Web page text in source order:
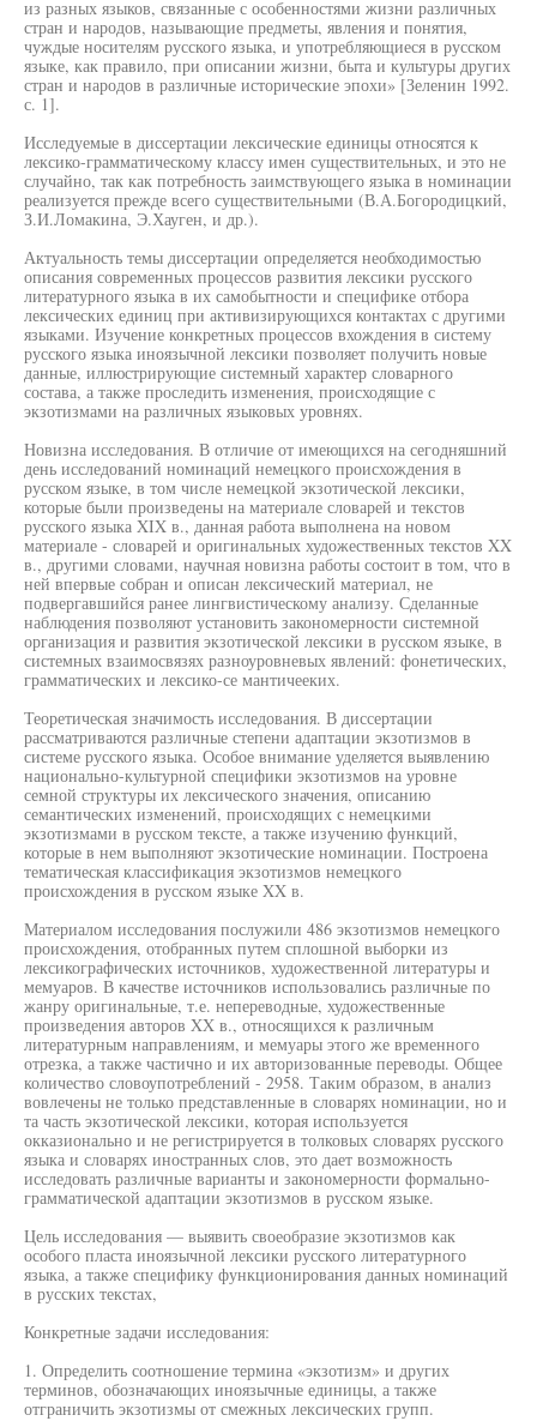
из разных языков, связанные с особенностями жизни различных
стран и народов, называющие предметы, явления и понятия,
чуждые носителям русского языка, и употребляющиеся в русском
языке, как правило, при описании жизни, быта и культуры других
стран и народов в различные исторические эпохи» [Зеленин 1992.
с. 1].
Исследуемые в диссертации лексические единицы относятся к
лексико-грамматическому классу имен существительных, и это не
случайно, так как потребность заимствующего языка в номинации
реализуется прежде всего существительными (В.А.Богородицкий,
З.И.Ломакина, Э.Хауген, и др.).
Актуальность темы диссертации определяется необходимостью
описания современных процессов развития лексики русского
литературного языка в их самобытности и специфике отбора
лексических единиц при активизирующихся контактах с другими
языками. Изучение конкретных процессов вхождения в систему
русского языка иноязычной лексики позволяет получить новые
данные, иллюстрирующие системный характер словарного
состава, а также проследить изменения, происходящие с
экзотизмами на различных языковых уровнях.
Новизна исследования. В отличие от имеющихся на сегодняшний
день исследований номинаций немецкого происхождения в
русском языке, в том числе немецкой экзотической лексики,
которые были произведены на материале словарей и текстов
русского языка XIX в., данная работа выполнена на новом
материале - словарей и оригинальных художественных текстов XX
в., другими словами, научная новизна работы состоит в том, что в
ней впервые собран и описан лексический материал, не
подвергавшийся ранее лингвистическому анализу. Сделанные
наблюдения позволяют установить закономерности системной
организация и развития экзотической лексики в русском языке, в
системных взаимосвязях разноуровневых явлений: фонетических,
грамматических и лексико-се мантичееких.
Теоретическая значимость исследования. В диссертации
рассматриваются различные степени адаптации экзотизмов в
системе русского языка. Особое внимание уделяется выявлению
национально-культурной специфики экзотизмов на уровне
семной структуры их лексического значения, описанию
семантических изменений, происходящих с немецкими
экзотизмами в русском тексте, а также изучению функций,
которые в нем выполняют экзотические номинации. Построена
тематическая классификация экзотизмов немецкого
происхождения в русском языке XX в.
Материалом исследования послужили 486 экзотизмов немецкого
происхождения, отобранных путем сплошной выборки из
лексикографических источников, художественной литературы и
мемуаров. В качестве источников использовались различные по
жанру оригинальные, т.е. непереводные, художественные
произведения авторов XX в., относящихся к различным
литературным направлениям, и мемуары этого же временного
отрезка, а также частично и их авторизованные переводы. Общее
количество словоупотреблений - 2958. Таким образом, в анализ
вовлечены не только представленные в словарях номинации, но и
та часть экзотической лексики, которая используется
окказионально и не регистрируется в толковых словарях русского
языка и словарях иностранных слов, это дает возможность
исследовать различные варианты и закономерности формально-
грамматической адаптации экзотизмов в русском языке.
Цель исследования — выявить своеобразие экзотизмов как
особого пласта иноязычной лексики русского литературного
языка, а также специфику функционирования данных номинаций
в русских текстах,
Конкретные задачи исследования:
1. Определить соотношение термина «экзотизм» и других
терминов, обозначающих иноязычные единицы, а также
отграничить экзотизмы от смежных лексических групп.